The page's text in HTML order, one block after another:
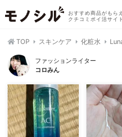
おすすめ商品がもら
クチコミポイ活サイト
TOP スキンケア 化粧水
ファッションライター
コロみん